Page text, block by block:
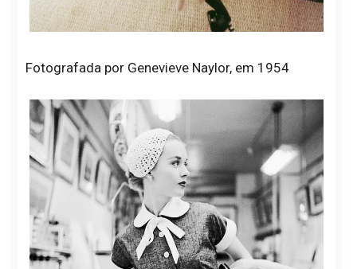
Fotografada por Genevieve Naylor, em 1954